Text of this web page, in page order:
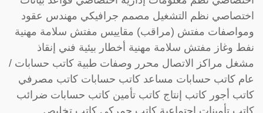
اختصاصي نظم التشغيل مصمم جرافيكي مهندس عقود
ومواصفات مفتش (مراقب) مقاييس مفتش سلامة مهنية
نفط وغاز مفتش سلامة مهنية أخطار بيئية فني إنقاذ
مشغل مراكز الاتصال محرر وصفات طبية كاتب حسابات /
عام كاتب حسابات مساعد كاتب حسابات كاتب مصرفي
كاتب أجور كاتب إنتاج كاتب تأمين كاتب حسابات ضرائب
كاتب تأمينات اجتماعية كاتب جمركي كاتب تخليص